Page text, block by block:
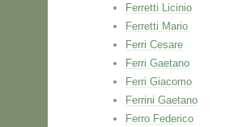
Ferretti Licinio
Ferretti Mario
Ferri Cesare
Ferri Gaetano
Ferri Giacomo
Ferrini Gaetano
Ferro Federico